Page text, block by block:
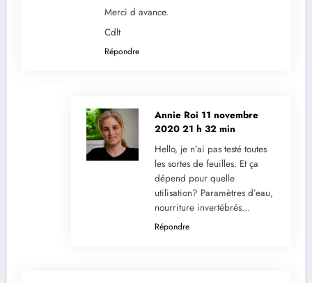
Merci d avance.
Cdlt
Répondre
Annie Roi 11 novembre
2020 21 h 32 min
Hello, je n’ai pas testé toutes
les sortes de feuilles. Et ça
dépend pour quelle
utilisation? Paramètres d’eau,
nourriture invertébrés…
Répondre